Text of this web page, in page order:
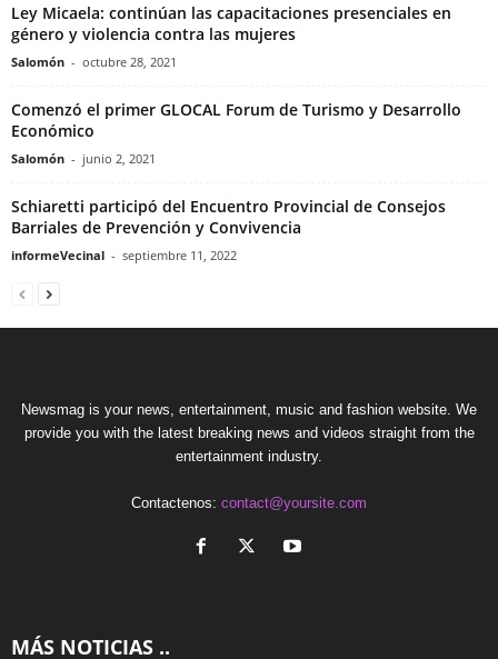
Ley Micaela: continúan las capacitaciones presenciales en
género y violencia contra las mujeres
Salomón - octubre 28, 2021
Comenzó el primer GLOCAL Forum de Turismo y Desarrollo
Económico
Salomón - junio 2, 2021
Schiaretti participó del Encuentro Provincial de Consejos
Barriales de Prevención y Convivencia
informeVecinal - septiembre 11, 2022
Newsmag is your news, entertainment, music and fashion website. We
provide you with the latest breaking news and videos straight from the
entertainment industry.
Contactenos: contact@yoursite.com
MÁS NOTICIAS ..